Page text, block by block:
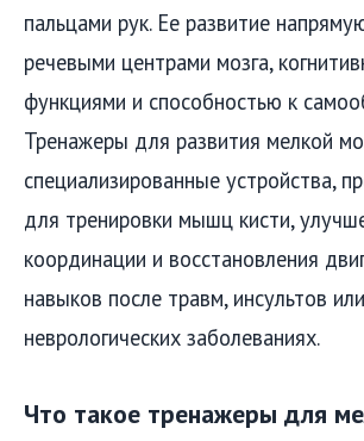
пальцами рук. Ее развитие
речевыми центрами мозга,
функциями и способностью к
Тренажеры для развития мелкой
специализированные устройства,
для тренировки мышц кисти,
координации и восстановления
навыков после травм, инсультов
неврологических заболеваниях.
Что такое тренажеры для